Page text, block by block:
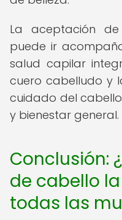
La aceptación
puede ir
salud capilar
cuero cabelludo y
cuidado del
y bienestar general.
Conclusión:
de cabello
todas las